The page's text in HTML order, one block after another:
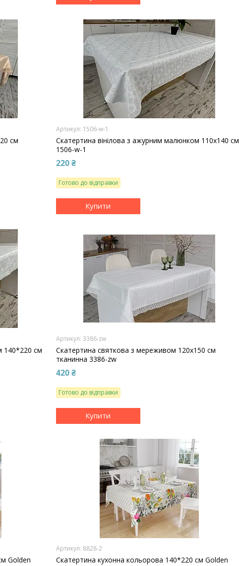
см
1506-w-1
Скатертина вінілова з ажурним малюнком 110x140 см
1506-w-1
220 ₴
Готово до відправки
Купити
140*220 см
3386-zw
Скатертина святкова з мереживом 120x150 см
тканинна 3386-zw
420 ₴
Готово до відправки
Купити
Golden
8828-2
Скатертина кухонна кольорова 140*220 cм Golden